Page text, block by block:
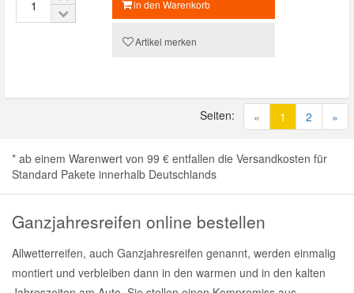
in den Warenkorb
Artikel merken
« 1 (current)
2 »
Seiten:
* ab einem Warenwert von 99 € entfallen die Versandkosten für
Standard Pakete innerhalb Deutschlands
Ganzjahresreifen online bestellen
Allwetterreifen, auch Ganzjahresreifen genannt, werden einmalig
montiert und verbleiben dann in den warmen und in den kalten